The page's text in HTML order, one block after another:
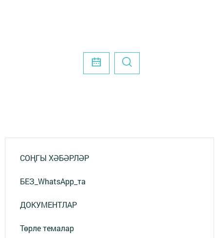
СОҢГЫ ХӘБӘРЛӘР
БЕЗ_WhatsApp_та
ДОКУМЕНТЛАР
Төрле темалар